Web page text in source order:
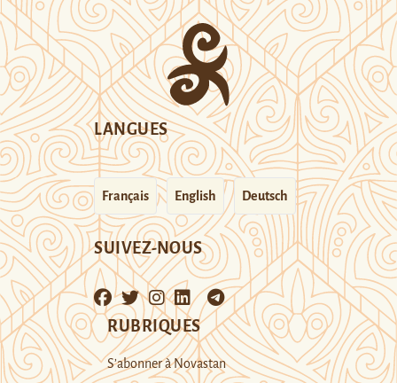
LANGUES
Français English Deutsch
SUIVEZ-NOUS
RUBRIQUES
S’abonner à Novastan